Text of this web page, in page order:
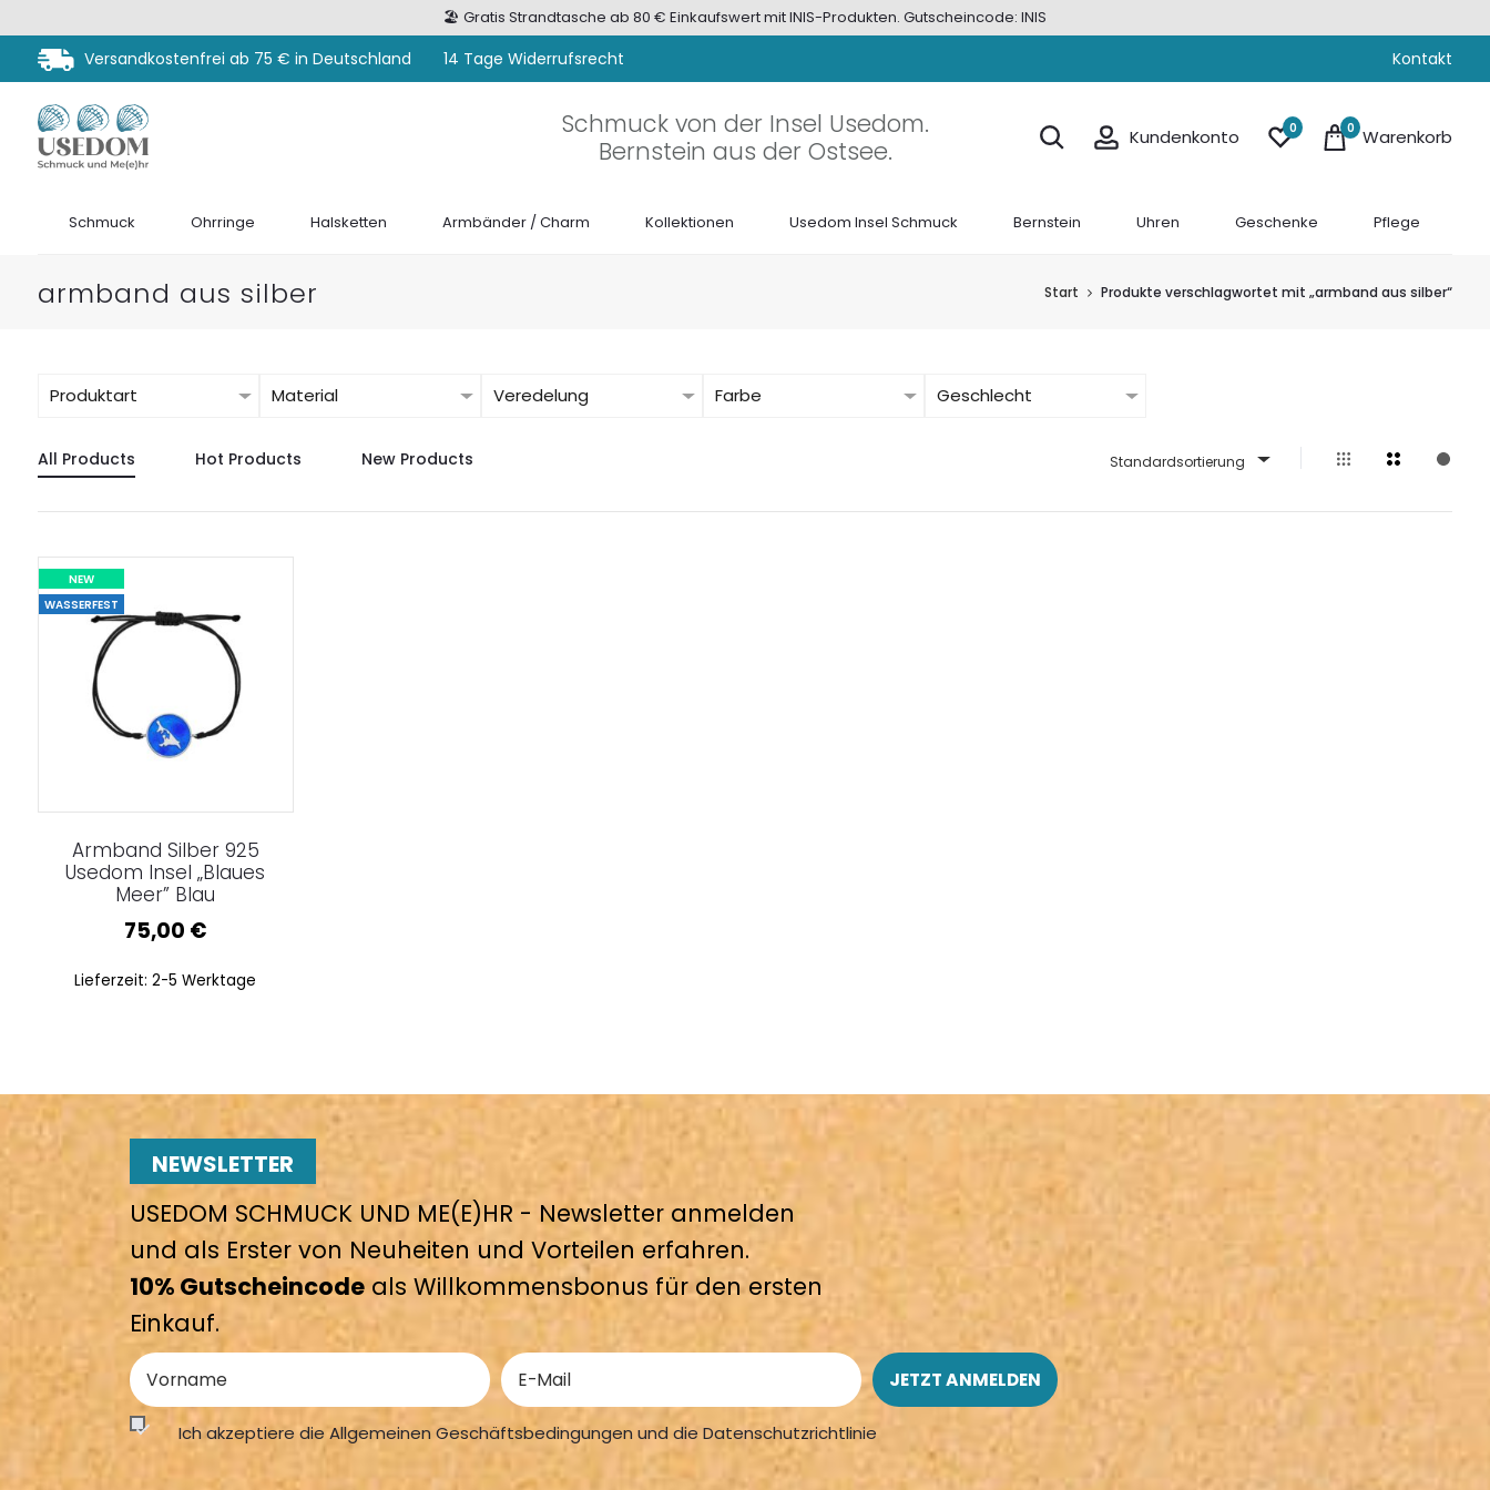
🏖️ Gratis Strandtasche ab 80 € Einkaufswert mit INIS-Produkten. Gutscheincode: INIS
Versandkostenfrei ab 75 € in Deutschland 14 Tage Widerrufsrecht Kontakt
Schmuck von der Insel Usedom.
Bernstein aus der Ostsee.
Kundenkonto 0 0 Warenkorb
Schmuck Ohrringe Halsketten Armbänder / Charm Kollektionen Usedom Insel Schmuck Bernstein Uhren Geschenke Pflege
armband aus silber Start Produkte verschlagwortet mit „armband aus silber“
Produktart Material Veredelung Farbe Geschlecht
All Products Hot Products New Products Standardsortierung
NEW
WASSERFEST
Armband Silber 925
Usedom Insel „Blaues
Meer” Blau
75,00 €
Lieferzeit:2-5 Werktage
NEWSLETTER
USEDOM SCHMUCK UND ME(E)HR - Newsletter anmelden
und als Erster von Neuheiten und Vorteilen erfahren.
10% Gutscheincode als Willkommensbonus für den ersten
Einkauf.
Ich akzeptiere die Allgemeinen Geschäftsbedingungen und die Datenschutzrichtlinie